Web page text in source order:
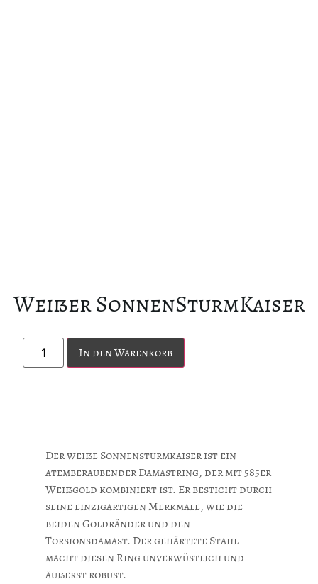
Weißer SonnenSturmKaiser
In den Warenkorb
Der weiße Sonnensturmkaiser ist ein
atemberaubender Damastring, der mit 585er
Weißgold kombiniert ist. Er besticht durch
seine einzigartigen Merkmale, wie die
beiden Goldränder und den
Torsionsdamast. Der gehärtete Stahl
macht diesen Ring unverwüstlich und
äußerst robust.